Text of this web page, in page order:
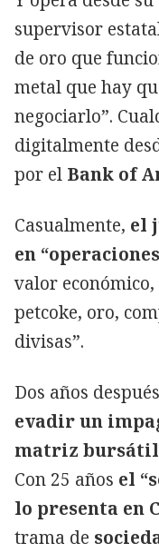
supervisor
de oro que
metal que hay
negociarlo”.
digitalmente
por el Bank of
Casualmente, el
en
valor
petcoke, oro,
divisas”.
Dos años después
evadir un
matriz bursátil
Con 25 años el
lo presenta en
trama de